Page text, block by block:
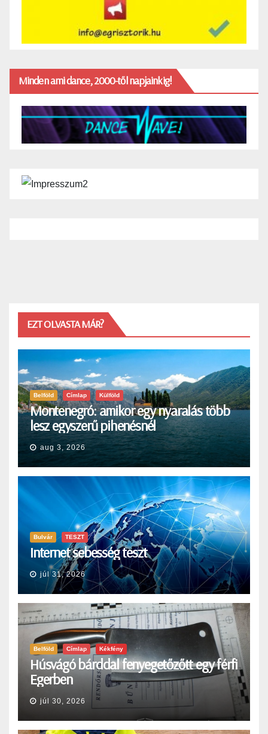
Minden ami dance, 2000-től napjainkig!
EZT OLVASTA MÁR?
Belföld Címlap Külföld
Montenegró: amikor egy nyaralás több
lesz egyszerű pihenésnél
aug 3, 2026
Bulvár TESZT
Internet sebesség teszt
júl 31, 2026
Belföld Címlap Kékfény
Húsvágó bárddal fenyegetőzőtt egy férfi
Egerben
júl 30, 2026